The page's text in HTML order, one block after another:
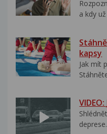
a kdy už
kapsy
Jak mít